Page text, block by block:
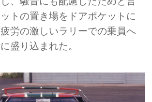
トの置き場をドアポケットに
労の激しいラリーでの乗員へ
盛り込まれた。